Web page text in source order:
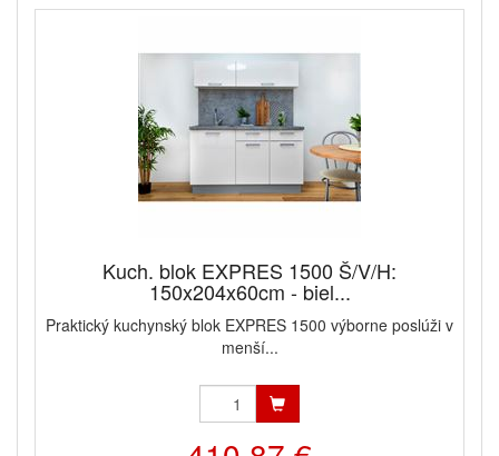
Kuch. blok EXPRES 1500 Š/V/H:
150x204x60cm - biel...
Praktický kuchynský blok EXPRES 1500 výborne poslúži v
menší...